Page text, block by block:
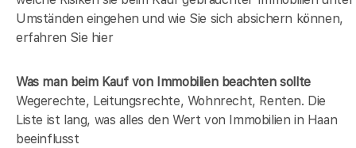
Umständen eingehen und wie Sie sich absichern können,
erfahren Sie hier
Was man beim Kauf von Immobilien beachten sollte
Wegerechte, Leitungsrechte, Wohnrecht, Renten. Die
Liste ist lang, was alles den Wert von Immobilien in Haan
beeinflusst